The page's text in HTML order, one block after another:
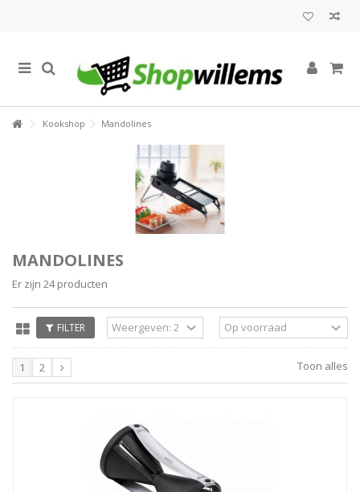
Kookshop Mandolines
MANDOLINES
Er zijn 24 producten
FILTER
Toon alles
1 2